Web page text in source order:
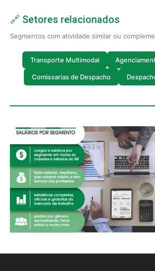
🔗 Setores relacionados
Segmentos com atividade similar ou
Transporte Multimodal
Comissarias de Despacho